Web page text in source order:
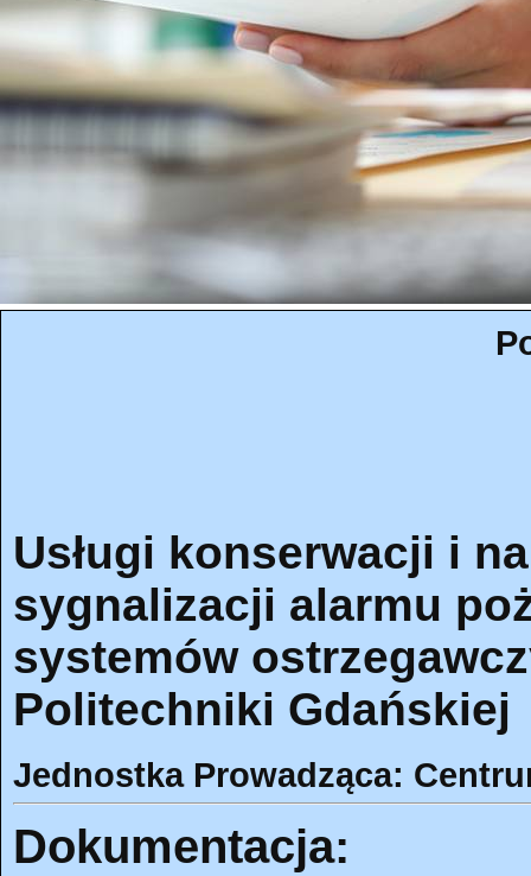
Usługi konserwacji i
sygnalizacji alarmu
systemów
Politechniki Gdańskiej
Jednostka Prowadząca:
Dokumentacja: